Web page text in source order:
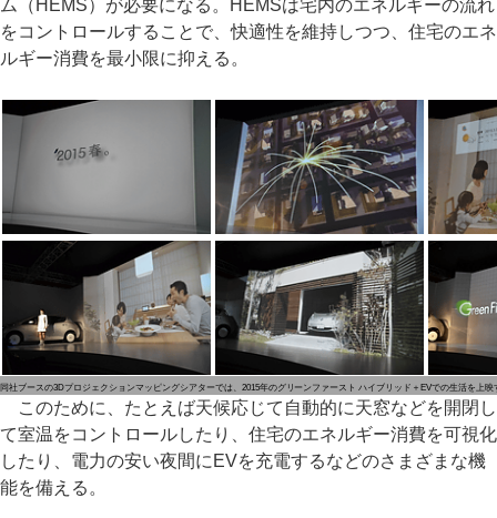
ム（HEMS）が必要になる。HEMSは宅内のエネルギーの流れ
をコントロールすることで、快適性を維持しつつ、住宅のエネ
ルギー消費を最小限に抑える。
同社ブースの3Dプロジェクションマッピングシアターでは、2015年のグリーンファースト ハイブリッド＋EVでの生活を上映
このために、たとえば天候応じて自動的に天窓などを開閉し
て室温をコントロールしたり、住宅のエネルギー消費を可視化
したり、電力の安い夜間にEVを充電するなどのさまざまな機
能を備える。